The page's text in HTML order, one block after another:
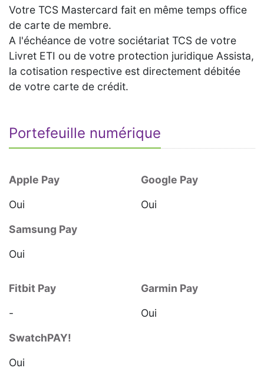
Votre TCS Mastercard fait en même temps office
de carte de membre.
A l'échéance de votre sociétariat TCS de votre
Livret ETI ou de votre protection juridique Assista,
la cotisation respective est directement débitée
de votre carte de crédit.
Portefeuille numérique
Apple Pay
Oui
Google Pay
Oui
Samsung Pay
Oui
Fitbit Pay
-
Garmin Pay
Oui
SwatchPAY!
Oui